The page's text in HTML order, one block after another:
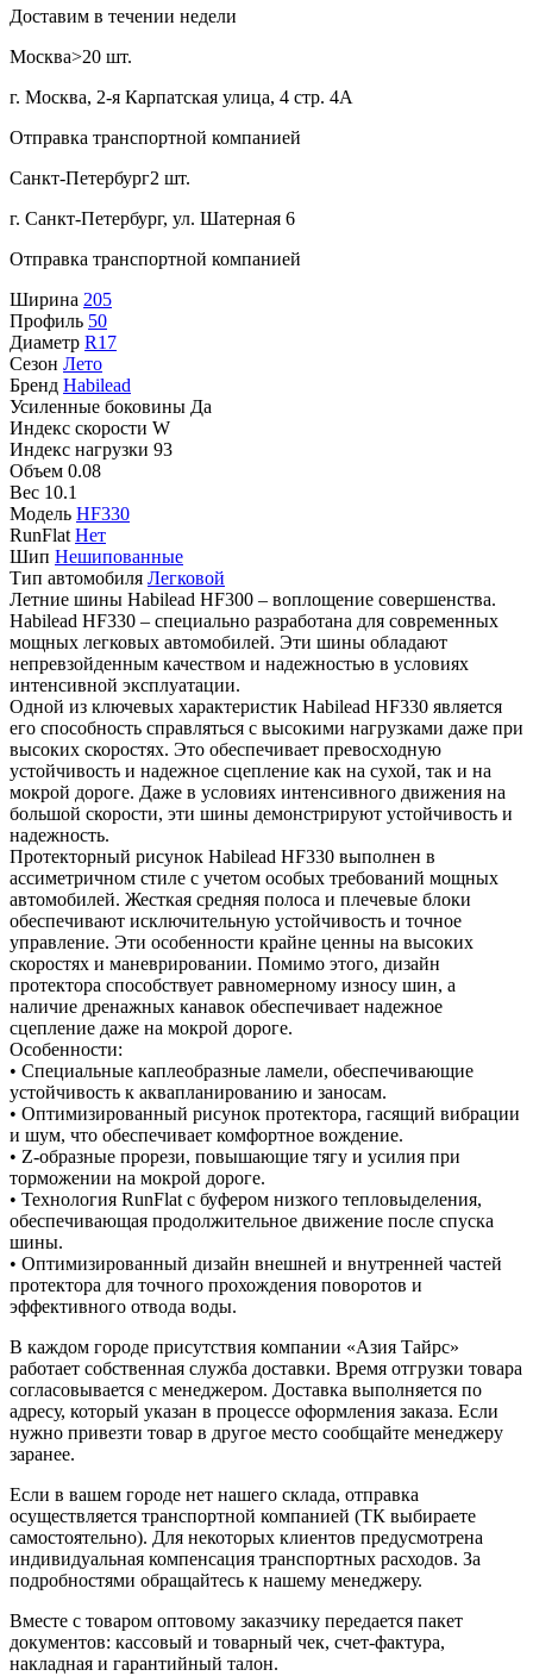
Доставим в течении недели
Москва>20 шт.
г. Москва, 2-я Карпатская улица, 4 стр. 4А
Отправка транспортной компанией
Санкт-Петербург2 шт.
г. Санкт-Петербург, ул. Шатерная 6
Отправка транспортной компанией
Ширина 205
Профиль 50
Диаметр R17
Сезон Лето
Бренд Habilead
Усиленные боковины Да
Индекс скорости W
Индекс нагрузки 93
Объем 0.08
Вес 10.1
Модель HF330
RunFlat Нет
Шип Нешипованные
Тип автомобиля Легковой
Летние шины Habilead HF300 – воплощение совершенства.
Habilead HF330 – специально разработана для современных
мощных легковых автомобилей. Эти шины обладают
непревзойденным качеством и надежностью в условиях
интенсивной эксплуатации.
Одной из ключевых характеристик Habilead HF330 является
его способность справляться с высокими нагрузками даже при
высоких скоростях. Это обеспечивает превосходную
устойчивость и надежное сцепление как на сухой, так и на
мокрой дороге. Даже в условиях интенсивного движения на
большой скорости, эти шины демонстрируют устойчивость и
надежность.
Протекторный рисунок Habilead HF330 выполнен в
ассиметричном стиле с учетом особых требований мощных
автомобилей. Жесткая средняя полоса и плечевые блоки
обеспечивают исключительную устойчивость и точное
управление. Эти особенности крайне ценны на высоких
скоростях и маневрировании. Помимо этого, дизайн
протектора способствует равномерному износу шин, а
наличие дренажных канавок обеспечивает надежное
сцепление даже на мокрой дороге.
Особенности:
• Специальные каплеобразные ламели, обеспечивающие
устойчивость к аквапланированию и заносам.
• Оптимизированный рисунок протектора, гасящий вибрации
и шум, что обеспечивает комфортное вождение.
• Z-образные прорези, повышающие тягу и усилия при
торможении на мокрой дороге.
• Технология RunFlat с буфером низкого тепловыделения,
обеспечивающая продолжительное движение после спуска
шины.
• Оптимизированный дизайн внешней и внутренней частей
протектора для точного прохождения поворотов и
эффективного отвода воды.
В каждом городе присутствия компании «Азия Тайрс»
работает собственная служба доставки. Время отгрузки товара
согласовывается с менеджером. Доставка выполняется по
адресу, который указан в процессе оформления заказа. Если
нужно привезти товар в другое место сообщайте менеджеру
заранее.
Если в вашем городе нет нашего склада, отправка
осуществляется транспортной компанией (ТК выбираете
самостоятельно). Для некоторых клиентов предусмотрена
индивидуальная компенсация транспортных расходов. За
подробностями обращайтесь к нашему менеджеру.
Вместе с товаром оптовому заказчику передается пакет
документов: кассовый и товарный чек, счет-фактура,
накладная и гарантийный талон.